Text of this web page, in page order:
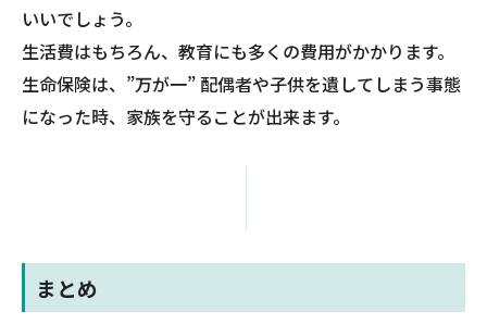
いいでしょう。
生活費はもちろん、教育にも多くの費用がかかります。
生命保険は、”万が一” 配偶者や子供を遺してしまう事態
になった時、家族を守ることが出来ます。
まとめ